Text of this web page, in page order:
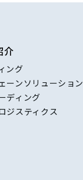
介
ング
ーンソリューション
ディング
ジスティクス